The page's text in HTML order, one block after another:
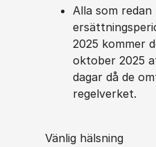
Alla som
2025 kommer
oktober 2025
dagar då de
regelverket.
Vänlig hälsning